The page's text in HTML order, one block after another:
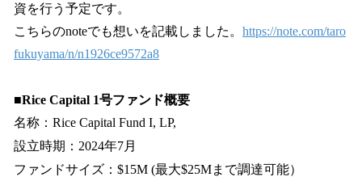
資を行う予定です。
こちらのnoteでも想いを記載しました。 https://note.com/taro
fukuyama/n/n1926ce9572a8
■Rice Capital 1号ファンド概要
名称：Rice Capital Fund I, LP,
設立時期：2024年7月
ファンドサイズ：$15M (最大$25Mまで調達可能）